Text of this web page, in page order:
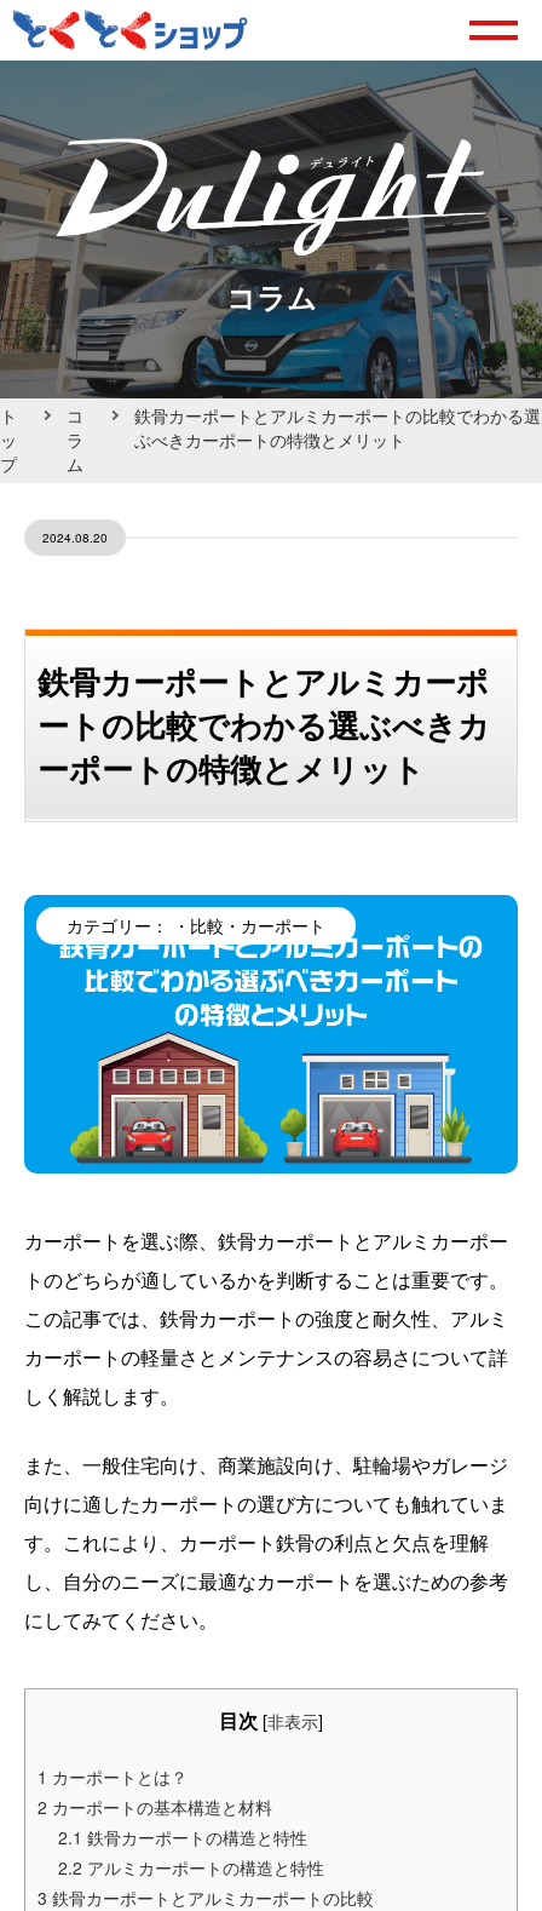
コラム
ト
ッ
プ
コ
ラ
ム
鉄骨カーポートとアルミカーポートの比較でわかる選
ぶべきカーポートの特徴とメリット
2024.08.20
鉄骨カーポートとアルミカーポ
ートの比較でわかる選ぶべきカ
ーポートの特徴とメリット
カテゴリー： ・比較 ・カーポート
カーポートを選ぶ際、鉄骨カーポートとアルミカーポー
トのどちらが適しているかを判断することは重要です。
この記事では、鉄骨カーポートの強度と耐久性、アルミ
カーポートの軽量さとメンテナンスの容易さについて詳
しく解説します。
また、一般住宅向け、商業施設向け、駐輪場やガレージ
向けに適したカーポートの選び方についても触れていま
す。これにより、カーポート鉄骨の利点と欠点を理解
し、自分のニーズに最適なカーポートを選ぶための参考
にしてみてください。
目次 [非表示]
1 カーポートとは？
2 カーポートの基本構造と材料
2.1 鉄骨カーポートの構造と特性
2.2 アルミカーポートの構造と特性
3 鉄骨カーポートとアルミカーポートの比較